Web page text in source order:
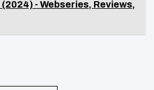
(2024) - Webseries, Reviews,